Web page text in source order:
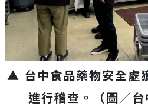
▲ 台中食品藥物安全處
進行稽查。（圖／台